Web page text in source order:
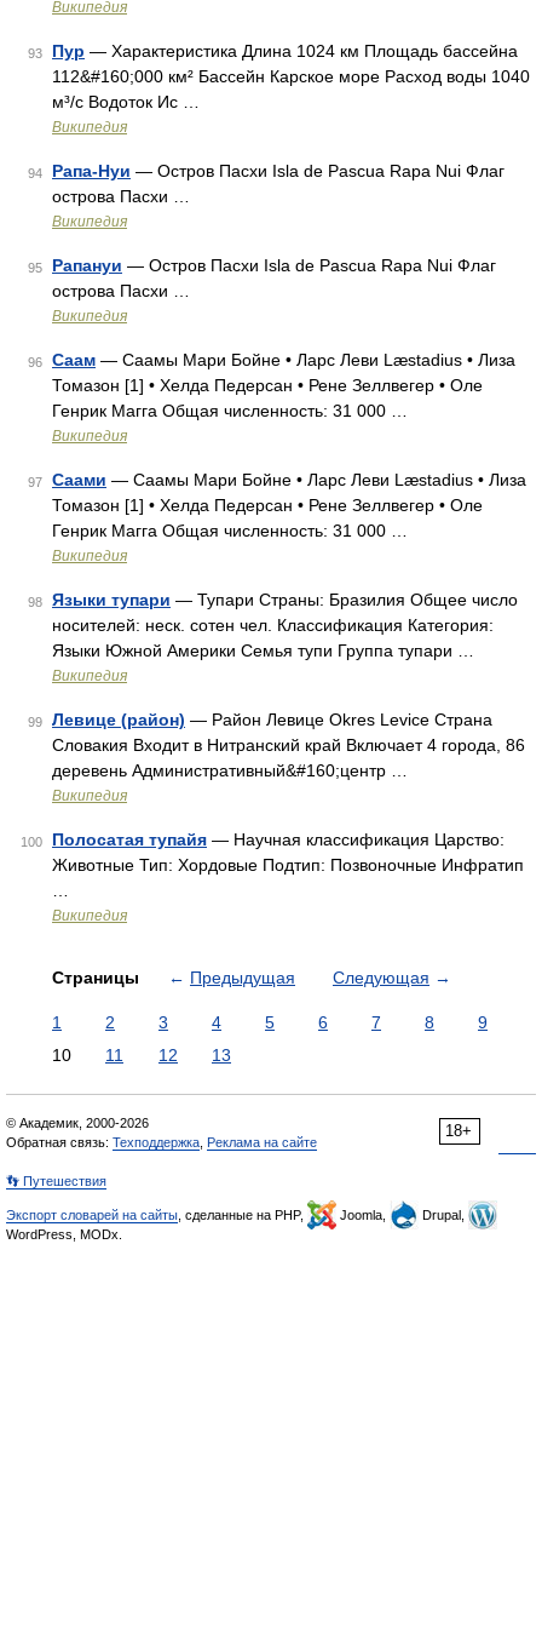
Википедия
93 Пур — Характеристика Длина 1024 км Площадь бассейна
112&#160;000 км² Бассейн Карское море Расход воды 1040
м³/с Водоток Ис …
Википедия
94 Рапа-Нуи — Остров Пасхи Isla de Pascua Rapa Nui Флаг
острова Пасхи …
Википедия
95 Рапануи — Остров Пасхи Isla de Pascua Rapa Nui Флаг
острова Пасхи …
Википедия
96 Саам — Саамы Мари Бойне • Ларс Леви Læstadius • Лиза
Томазон [1] • Хелда Педерсан • Рене Зеллвегер • Оле
Генрик Магга Общая численность: 31 000 …
Википедия
97 Саами — Саамы Мари Бойне • Ларс Леви Læstadius • Лиза
Томазон [1] • Хелда Педерсан • Рене Зеллвегер • Оле
Генрик Магга Общая численность: 31 000 …
Википедия
98 Языки тупари — Тупари Страны: Бразилия Общее число
носителей: неск. сотен чел. Классификация Категория:
Языки Южной Америки Семья тупи Группа тупари …
Википедия
99 Левице (район) — Район Левице Okres Levice Страна
Словакия Входит в Нитранский край Включает 4 города, 86
деревень Административный&#160;центр …
Википедия
100 Полосатая тупайя — Научная классификация Царство:
Животные Тип: Хордовые Подтип: Позвоночные Инфратип
Википедия
Страницы ← Предыдущая Следующая →
1 2 3 4 5 6 7 8
9
10
11 12 13
18+
© Академик, 2000-2026
Обратная связь: Техподдержка Реклама на сайте
👣 Путешествия
Экспорт словарей на сайты , сделанные на PHP, Joomla,
Drupal,
WordPress, MODx.